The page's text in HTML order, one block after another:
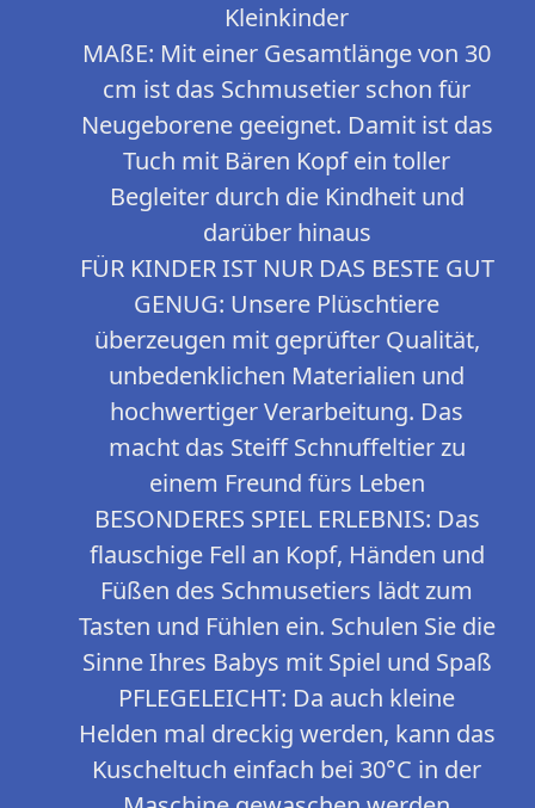
Kleinkinder
MAßE: Mit einer Gesamtlänge von 30
cm ist das Schmusetier schon für
Neugeborene geeignet. Damit ist das
Tuch mit Bären Kopf ein toller
Begleiter durch die Kindheit und
darüber hinaus
FÜR KINDER IST NUR DAS BESTE GUT
GENUG: Unsere Plüschtiere
überzeugen mit geprüfter Qualität,
unbedenklichen Materialien und
hochwertiger Verarbeitung. Das
macht das Steiff Schnuffeltier zu
einem Freund fürs Leben
BESONDERES SPIEL ERLEBNIS: Das
flauschige Fell an Kopf, Händen und
Füßen des Schmusetiers lädt zum
Tasten und Fühlen ein. Schulen Sie die
Sinne Ihres Babys mit Spiel und Spaß
PFLEGELEICHT: Da auch kleine
Helden mal dreckig werden, kann das
Kuscheltuch einfach bei 30°C in der